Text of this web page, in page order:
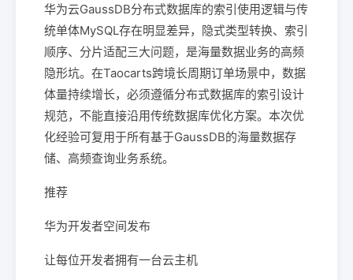
华为云GaussDB分布式数据库的索引使用逻辑与传
统单体MySQL存在明显差异，隐式类型转换、索引
顺序、分片适配三大问题，是海量数据业务的高频
隐形坑。在Taocarts跨境长周期订单场景中，数据
体量持续增长，必须遵循分布式数据库的索引设计
规范，不能直接沿用传统数据库优化方案。本次优
化经验可复用于所有基于GaussDB的海量数据存
储、高频查询业务系统。
推荐
华为开发者空间发布
让每位开发者拥有一台云主机